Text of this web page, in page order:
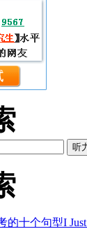
听
的十个句型I